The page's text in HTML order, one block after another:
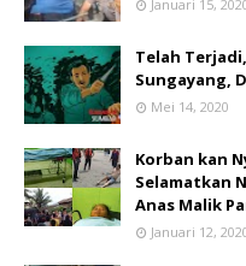
Januari 15,
Telah
Sungayang,
Mei 14, 2020
Korban kan
Selamatkan
Anas Malik
Januari 12,